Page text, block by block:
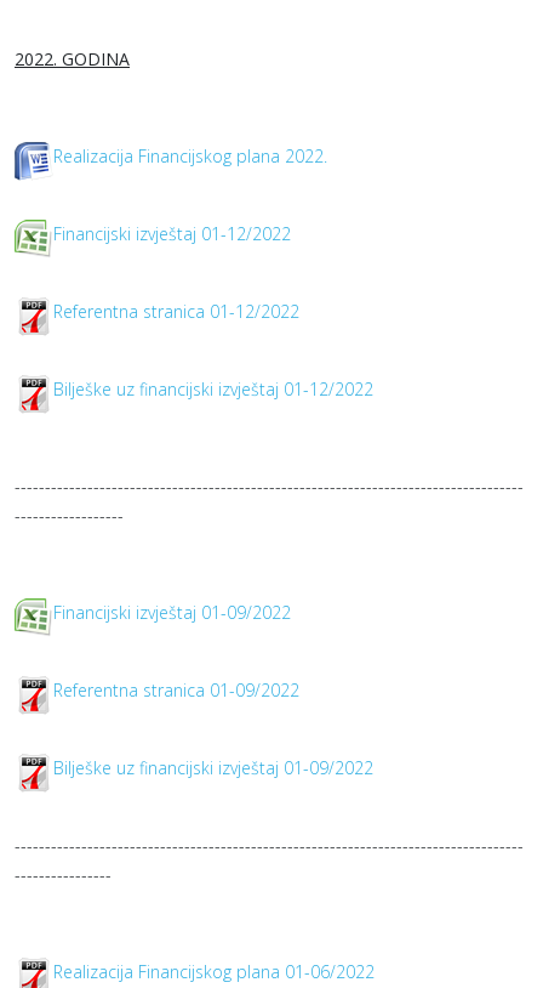
2022. GODINA
Realizacija Financijskog plana 2022.
Financijski izvještaj 01-12/2022
Referentna stranica 01-12/2022
Bilješke uz financijski izvještaj 01-12/2022
------------------------------------------------------------------------------------
------------------
Financijski izvještaj 01-09/2022
Referentna stranica 01-09/2022
Bilješke uz financijski izvještaj 01-09/2022
------------------------------------------------------------------------------------
----------------
Realizacija Financijskog plana 01-06/2022